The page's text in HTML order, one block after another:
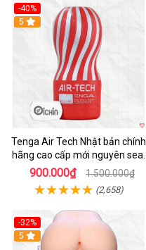
-40%
Hot
5
Tenga Air Tech Nhật bản chính
hãng cao cấp mới nguyên seal
giá tốt
900.000₫ 1.500.000₫
(2,658)
-32%
Hot
5